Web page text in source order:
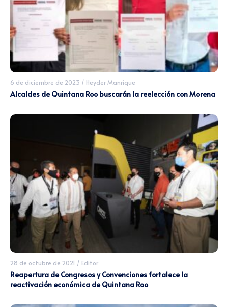
6 de diciembre de 2023 / Heyder Manrique
Alcaldes de Quintana Roo buscarán la reelección con Morena
28 de octubre de 2021 / Editor
Reapertura de Congresos y Convenciones fortalece la
reactivación económica de Quintana Roo